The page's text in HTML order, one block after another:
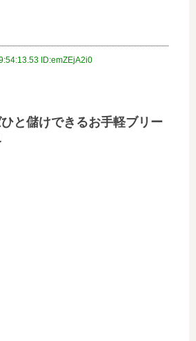
ID:emZEjA2i0
と儲けできるお手軽ブリー